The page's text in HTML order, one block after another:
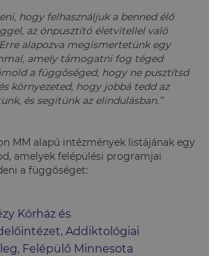
hogy felhasználjuk a benned élő
az önpusztító életvitellel való
alapozva megismertetünk egy
amely támogatni fog téged
a függőséged, hogy ne pusztítsd
környezeted, hogy jobbá tedd az
és segítünk az elindulásban.”
MM alapú intézmények listájának egy
amelyek felépülési programjai
a függőséget:
Kórház és
Addiktológiai
Felépülő Minnesota